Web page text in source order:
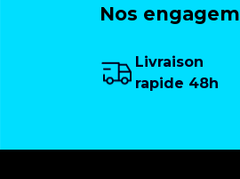
Nos
Livraison
rapide 48h